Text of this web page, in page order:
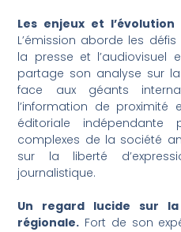
Les enjeux et
L’émission aborde les
la presse et l’audiovisuel
partage son analyse sur
face aux géants
l’information de proximité
éditoriale indépendante
complexes de la société
sur la liberté
journalistique.
Un regard lucide sur
régionale. Fort de son